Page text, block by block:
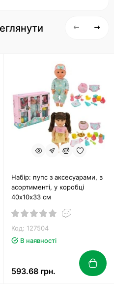
Набір: пупс з аксесуарами, в
асортименті, у коробці
40х10х33 см
Код: 127504
В наявності
593.68 грн.